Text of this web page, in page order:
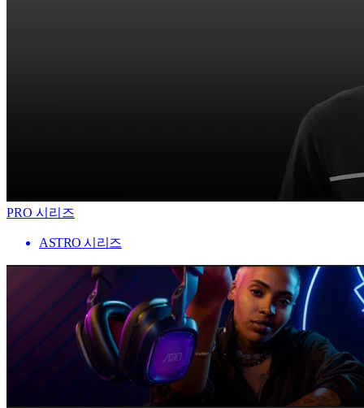
PRO 시리즈
ASTRO 시리즈